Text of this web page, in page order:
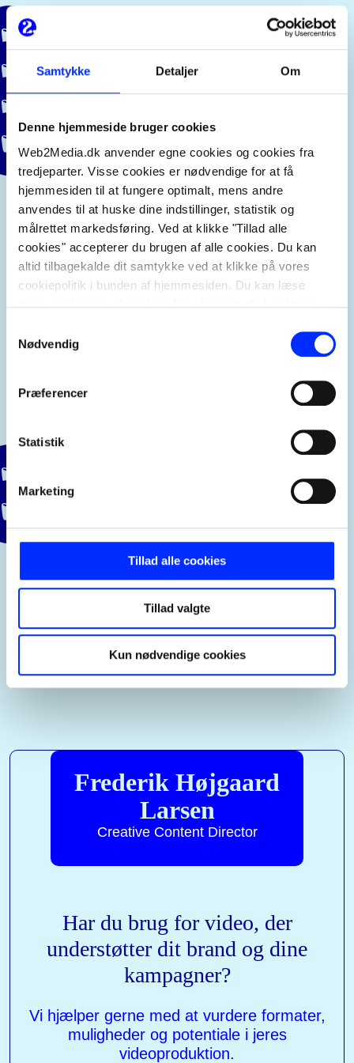
Samtykke Detaljer Om
Denne hjemmeside bruger cookies
Web2Media.dk anvender egne cookies og cookies fra
tredjeparter. Visse cookies er nødvendige for at få
hjemmesiden til at fungere optimalt, mens andre
anvendes til at huske dine indstillinger, statistik og
målrettet markedsføring. Ved at klikke "Tillad alle
cookies" accepterer du brugen af alle cookies. Du kan
altid tilbagekalde dit samtykke ved at klikke på vores
cookiepolitik i bunden af hjemmesiden. Du kan læse
Nødvendig
Præferencer
Statistik
Marketing
Tillad alle cookies
Tillad valgte
Kun nødvendige cookies
Bog & idé
Dansk Niels Bo
Palsgaard
Byg troværdighed med ægte kundeoplevelser,
der viser værdien af dit produkt eller service.
Dansk IT
B&O + WakeUpData
Frederik Højgaard
Larsen
Creative Content Director
Har du brug for video, der
understøtter dit brand og dine
kampagner?
Vi hjælper gerne med at vurdere formater,
muligheder og potentiale i jeres
videoproduktion.